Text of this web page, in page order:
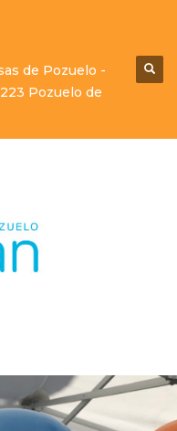
de Pozuelo -
Pozuelo de